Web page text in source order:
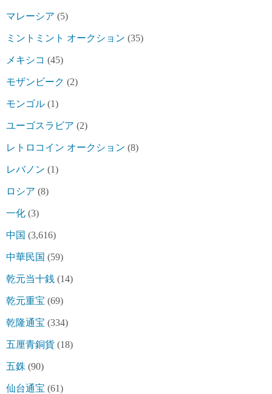
マレーシア (5)
ミントミント オークション (35)
メキシコ (45)
モザンビーク (2)
モンゴル (1)
ユーゴスラビア (2)
レトロコイン オークション (8)
レバノン (1)
ロシア (8)
一化 (3)
中国 (3,616)
中華民国 (59)
乾元当十銭 (14)
乾元重宝 (69)
乾隆通宝 (334)
五厘青銅貨 (18)
五銖 (90)
仙台通宝 (61)